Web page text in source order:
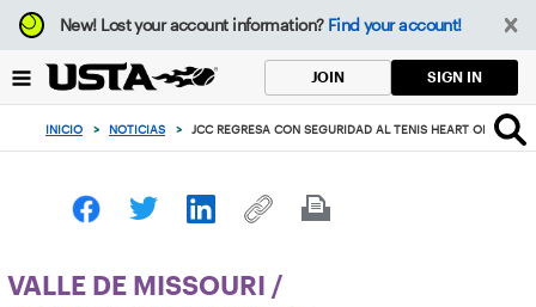
Enfoque
desde
botón
volver
principio
New!Lost your account information? Find your account!
JOIN SIGN IN
INICIO > NOTICIAS > JCC REGRESA CON SEGURIDAD AL TENIS HEART OF
VALLE DE MISSOURI
/